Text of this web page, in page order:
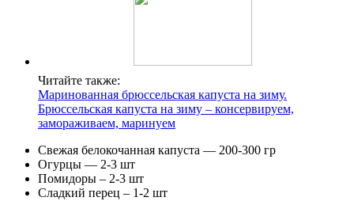
Читайте также:
Маринованная брюссельская капуста на зиму.
Брюссельская капуста на зиму – консервируем,
замораживаем, маринуем
Свежая белокочанная капуста — 200-300 гр
Огурцы — 2-3 шт
Помидоры – 2-3 шт
Сладкий перец – 1-2 шт